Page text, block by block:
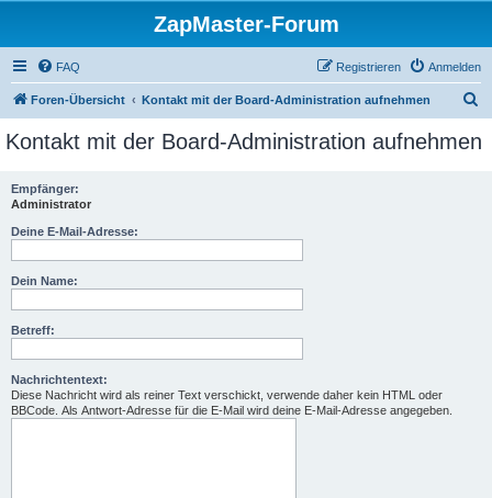
ZapMaster-Forum
FAQ Anmelden
Registrieren
Foren-Übersicht Kontakt mit der Board-Administration aufnehmen
c
Kontakt mit der Board-Administration aufnehmen
Empfänger:
Administrator
Deine E-Mail-Adresse:
Dein Name:
Betreff:
Nachrichtentext:
Diese Nachricht wird als reiner Text verschickt, verwende daher kein HTML oder
BBCode. Als Antwort-Adresse für die E-Mail wird deine E-Mail-Adresse angegeben.